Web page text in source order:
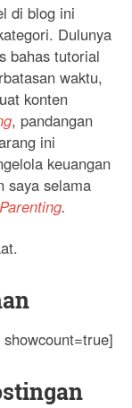
di blog ini
Dulunya
bahas tutorial
waktu,
konten
, pandangan
ini
keuangan
saya selama
Parenting.